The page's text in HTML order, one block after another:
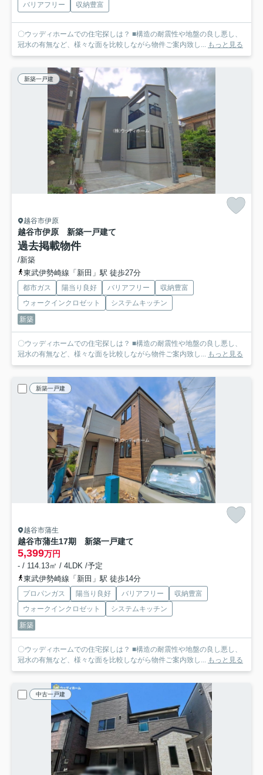
バリアフリー
収納豊富
〇ウッディホームでの住宅探しは？ ■構造の耐震性や地盤の良し悪し、
冠水の有無など、様々な面を比較しながら物件ご案内致し... もっと見る
新築一戸建
越谷市伊原
越谷市伊原 新築一戸建て
過去掲載物件
/新築
東武伊勢崎線「新田」駅 徒歩27分
都市ガス 陽当り良好 バリアフリー
収納豊富
ウォークインクロゼット
システムキッチン
新築
〇ウッディホームでの住宅探しは？ ■構造の耐震性や地盤の良し悪し、
冠水の有無など、様々な面を比較しながら物件ご案内致し... もっと見る
新築一戸建
越谷市蒲生
越谷市蒲生17期 新築一戸建て
5,399万円
- / 114.13㎡ / 4LDK /予定
東武伊勢崎線「新田」駅 徒歩14分
プロパンガス 陽当り良好 バリアフリー
収納豊富
ウォークインクロゼット
システムキッチン
新築
〇ウッディホームでの住宅探しは？ ■構造の耐震性や地盤の良し悪し、
冠水の有無など、様々な面を比較しながら物件ご案内致し... もっと見る
中古一戸建